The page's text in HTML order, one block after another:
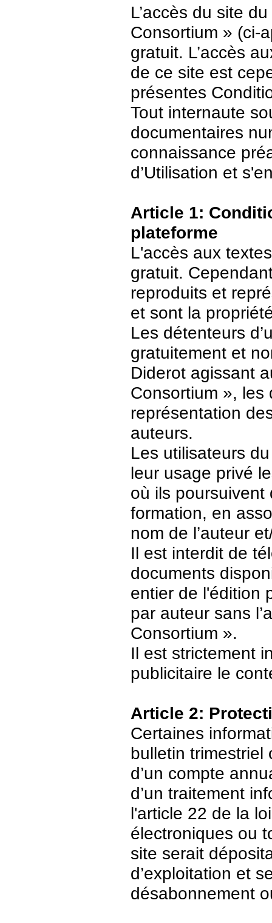
L’accès du site
Consortium » (ci-
gratuit. L’accès
de ce site est
présentes
Tout internaute
documentaires
connaissance
d’Utilisation et
Article 1:
plateforme
L'accès aux
gratuit.
reproduits et
et sont la
Les détenteurs
gratuitement et
Diderot agissant
Consortium », les
représentation
auteurs.
Les utilisateurs
leur usage privé
où ils
formation, en
nom de l’auteur
Il est interdit de
documents
entier de l'édition
par auteur sans
Consortium ».
Il est strictement
publicitaire le
Article 2:
Certaines
bulletin trimestriel
d’un compte
d’un traitement
l'article 22 de la
électroniques ou
site serait
d’exploitation et
désabonnement